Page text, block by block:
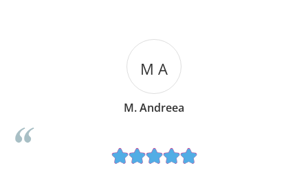
M A
M. Andreea